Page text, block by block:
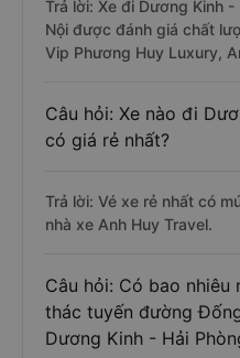
Trả lời: Xe đi Dương Kinh
Nội được đánh giá chất
Vip Phương Huy Luxury,
Câu hỏi: Xe nào đi
có giá rẻ nhất?
Trả lời: Vé xe rẻ nhất có
nhà xe Anh Huy Travel.
Câu hỏi: Có bao nhiêu
thác tuyến đường
Dương Kinh - Hải